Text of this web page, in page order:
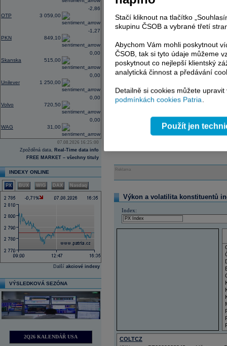
OTP 3 059,00
-2,86
PKN 849,10
-1,27
Skanska 515,00
0,00
Unilever 1 250,00
0,00
Volvo 720,50
0,00
WAG 31,00
0,00
07.08.2026 16:25:00
Zpožděná data, Real-Time data info
FREE MARKET – všechny tituly
INDEXY ONLINE
PX BUX WIG DAX Nasdaq
Další akciové indexy
VÝSLEDKOVÁ SEZÓNA
2Q26 KALENDÁŘ USA
AD index - vývoj
select
Reklama
Výkon a volatilita konstituentů
Index:
COLTCZ
Stačí kliknout na tlačítko
skupinu ČSOB a vybrané třetí
Abychom Vám mohli poskytnout
ČSOB, tak si tyto údaje můžeme
poskytnout co nejlepší klientský
analytická činnost a předávání
Detailně si cookies můžete
podmínkách cookies Patria.
Použít jen